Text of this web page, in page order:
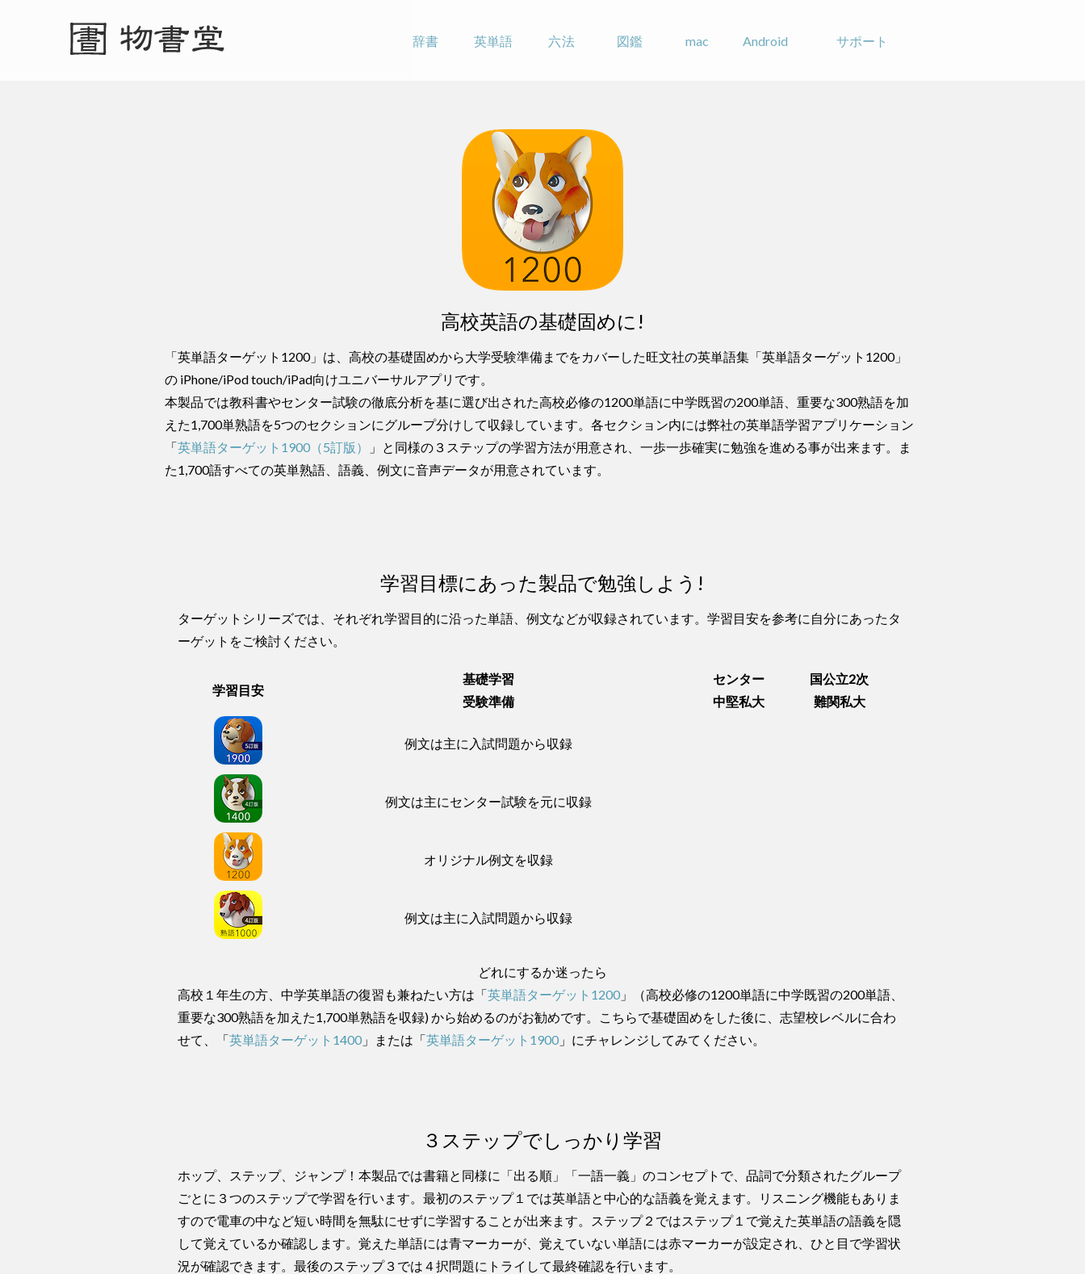
辞書 英単語 六法 図鑑 mac Android サポート
高校英語の基礎固めに!
「英単語ターゲット1200」は、高校の基礎固めから大学受験準備までをカバーした旺文社の英単語集「英単語ターゲット1200」
の iPhone/iPod touch/iPad向けユニバーサルアプリです。
本製品では教科書やセンター試験の徹底分析を基に選び出された高校必修の1200単語に中学既習の200単語、重要な300熟語を加
えた1,700単熟語を5つのセクションにグループ分けして収録しています。各セクション内には弊社の英単語学習アプリケーション
「英単語ターゲット1900（5訂版）
」と同様の３ステップの学習方法が用意され、一歩一歩確実に勉強を進める事が出来ます。ま
た1,700語すべての英単熟語、語義、例文に音声データが用意されています。
学習目標にあった製品で勉強しよう!
ターゲットシリーズでは、それぞれ学習目的に沿った単語、例文などが収録されています。学習目安を参考に自分にあったタ
ーゲットをご検討ください。
学習目安
基礎学習
受験準備
センター
中堅私大
国公立2次
難関私大
例文は主に入試問題から収録
例文は主にセンター試験を元に収録
オリジナル例文を収録
例文は主に入試問題から収録
どれにするか迷ったら
高校１年生の方、中学英単語の復習も兼ねたい方は「英単語ターゲット1200 」（高校必修の1200単語に中学既習の200単語、
重要な300熟語を加えた1,700単熟語を収録) から始めるのがお勧めです。こちらで基礎固めをした後に、志望校レベルに合わ
せて、「英単語ターゲット1400 」または「英単語ターゲット1900 」にチャレンジしてみてください。
３ステップでしっかり学習
ホップ、ステップ、ジャンプ！本製品では書籍と同様に「出る順」「一語一義」のコンセプトで、品詞で分類されたグループ
ごとに３つのステップで学習を行います。最初のステップ１では英単語と中心的な語義を覚えます。リスニング機能もありま
すので電車の中など短い時間を無駄にせずに学習することが出来ます。ステップ２ではステップ１で覚えた英単語の語義を隠
して覚えているか確認します。覚えた単語には青マーカーが、覚えていない単語には赤マーカーが設定され、ひと目で学習状
況が確認できます。最後のステップ３では４択問題にトライして最終確認を行います。